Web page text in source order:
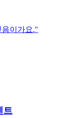
이가요."
트